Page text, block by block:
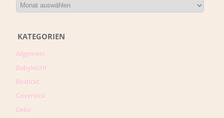
KATEGORIEN
Allgemein
Babyleicht
Bestickt
Coverlock
Deko